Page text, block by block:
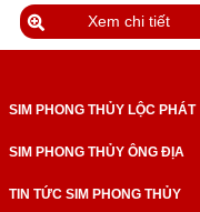
Xem chi tiết
SIM PHONG THỦY LỘC PHÁT
SIM PHONG THỦY ÔNG ĐỊA
TIN TỨC SIM PHONG THỦY